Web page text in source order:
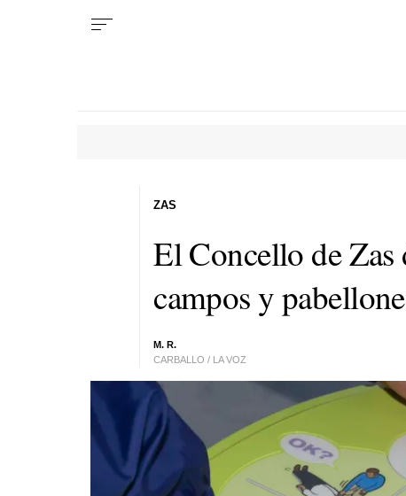
El Concello de
campos y
M. R.
CARBALLO / LA VOZ
ZAS